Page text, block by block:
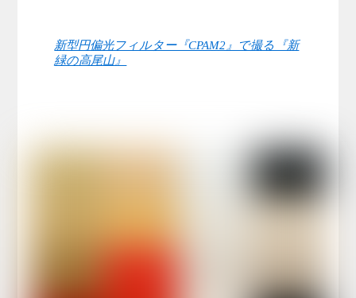
新型円偏光フィルター『CPAM2』で撮る『新
緑の高尾山』